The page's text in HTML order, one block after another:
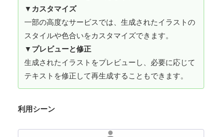
▼ カスタマイズ
一部の高度なサービスでは、生成されたイラストの
スタイルや色合いをカスタマイズできます。
▼ プレビューと修正
生成されたイラストをプレビューし、必要に応じて
テキストを修正して再生成することもできます。
利用シーン